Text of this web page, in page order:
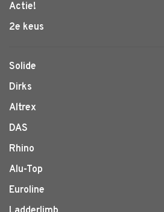
Actie!
2e keus
Solide
Dirks
Altrex
DAS
Rhino
Alu-Top
Euroline